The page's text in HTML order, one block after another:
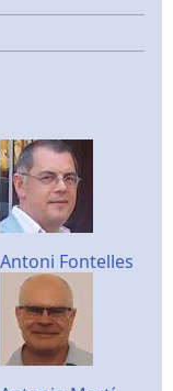
Antoni Fontelles